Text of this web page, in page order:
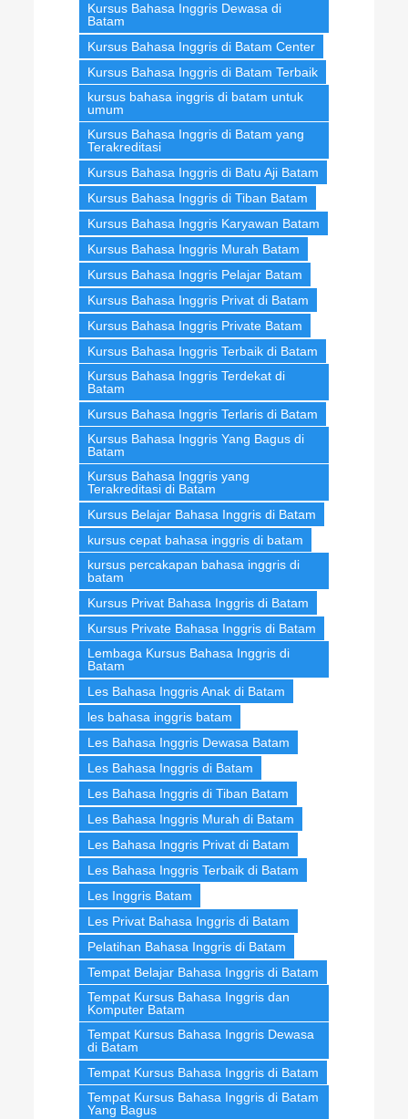
Kursus Bahasa Inggris Dewasa di
Batam
Kursus Bahasa Inggris di Batam Center
Kursus Bahasa Inggris di Batam Terbaik
kursus bahasa inggris di batam untuk
umum
Kursus Bahasa Inggris di Batam yang
Terakreditasi
Kursus Bahasa Inggris di Batu Aji Batam
Kursus Bahasa Inggris di Tiban Batam
Kursus Bahasa Inggris Karyawan Batam
Kursus Bahasa Inggris Murah Batam
Kursus Bahasa Inggris Pelajar Batam
Kursus Bahasa Inggris Privat di Batam
Kursus Bahasa Inggris Private Batam
Kursus Bahasa Inggris Terbaik di Batam
Kursus Bahasa Inggris Terdekat di
Batam
Kursus Bahasa Inggris Terlaris di Batam
Kursus Bahasa Inggris Yang Bagus di
Batam
Kursus Bahasa Inggris yang
Terakreditasi di Batam
Kursus Belajar Bahasa Inggris di Batam
kursus cepat bahasa inggris di batam
kursus percakapan bahasa inggris di
batam
Kursus Privat Bahasa Inggris di Batam
Kursus Private Bahasa Inggris di Batam
Lembaga Kursus Bahasa Inggris di
Batam
Les Bahasa Inggris Anak di Batam
les bahasa inggris batam
Les Bahasa Inggris Dewasa Batam
Les Bahasa Inggris di Batam
Les Bahasa Inggris di Tiban Batam
Les Bahasa Inggris Murah di Batam
Les Bahasa Inggris Privat di Batam
Les Bahasa Inggris Terbaik di Batam
Les Inggris Batam
Les Privat Bahasa Inggris di Batam
Pelatihan Bahasa Inggris di Batam
Tempat Belajar Bahasa Inggris di Batam
Tempat Kursus Bahasa Inggris dan
Komputer Batam
Tempat Kursus Bahasa Inggris Dewasa
di Batam
Tempat Kursus Bahasa Inggris di Batam
Tempat Kursus Bahasa Inggris di Batam
Yang Bagus